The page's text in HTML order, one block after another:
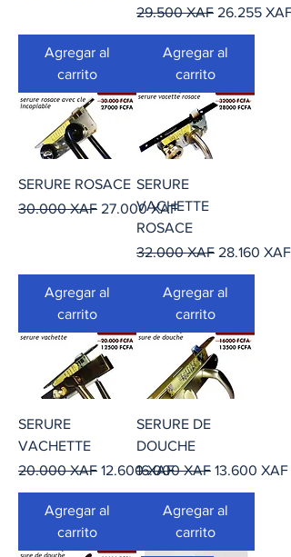
Agregar al
carrito
Precio
29.500 XAF Precio de
26.255 XAF
Agregar al
carrito
SERURE ROSACE
Precio
30.000 XAF Precio de oferta
27.000 XAF
Agregar al
carrito
SERURE
VACHETTE
ROSACE
Precio
32.000 XAF Precio de
28.160 XAF
Agregar al
carrito
SERURE
VACHETTE
Precio
20.000 XAF Precio de oferta
12.600 XAF
Agregar al
carrito
SERURE DE
DOUCHE
Precio
16.000 XAF Precio de
13.600 XAF
Agregar al
carrito